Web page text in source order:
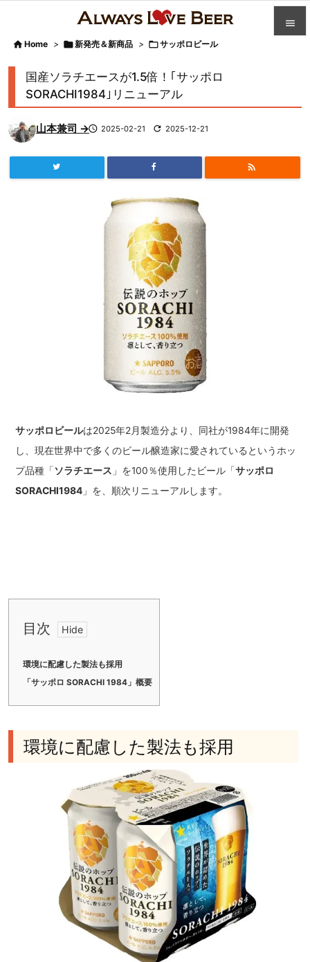


 Home > 新発売＆新商品 > サッポロビール
国産ソラチエースが1.5倍！｢サッポロ
SORACHI1984｣リニューアル
山本兼司 → 2025-02-21  2025-12-21

サッポロビールは2025年2月製造分より、同社が1984年に開発
し、現在世界中で多くのビール醸造家に愛されているというホッ
プ品種「 ソラチエース 」を100％使用したビール「サッポロ
SORACHI1984 」を、順次リニューアルします。
目次
環境に配慮した製法も採用
「サッポロ SORACHI 1984」概要
環境に配慮した製法も採用